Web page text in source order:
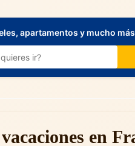
apartamentos y mucho
en